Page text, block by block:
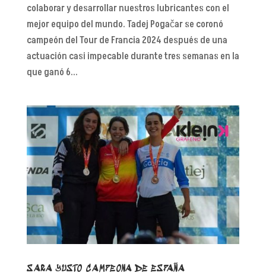
colaborar y desarrollar nuestros lubricantes con el
mejor equipo del mundo. Tadej Pogačar se coronó
campeón del Tour de Francia 2024 después de una
actuación casi impecable durante tres semanas en la
que ganó 6...
SARA YUSTO CAMPEONA DE ESPAÑA